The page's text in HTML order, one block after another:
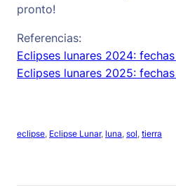
pronto!
Referencias:
Eclipses lunares 2024:
Eclipses lunares 2025:
eclipse, Eclipse Lunar, luna, sol, tierra